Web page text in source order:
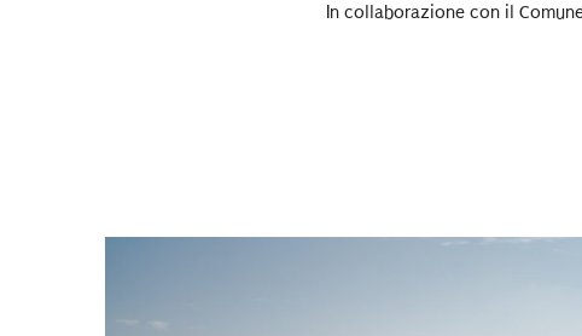
In collaborazione con il